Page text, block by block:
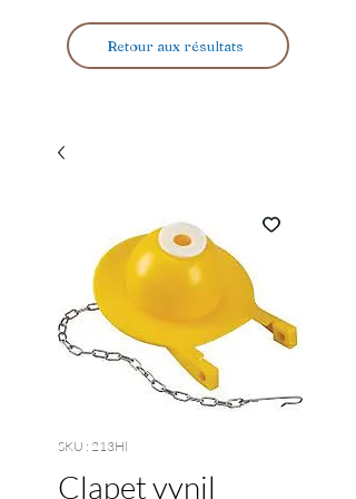
Retour aux résultats
SKU : 213Hl
Clapet vynil